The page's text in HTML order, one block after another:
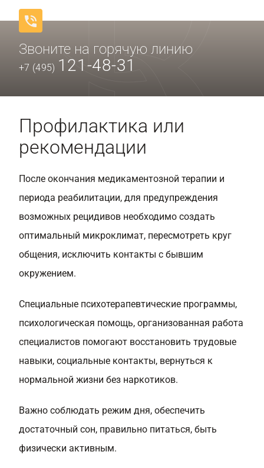
Звоните на горячую линию
+7 (495) 121-48-31
Профилактика или
рекомендации
После окончания медикаментозной терапии и
периода реабилитации, для предупреждения
возможных рецидивов необходимо создать
оптимальный микроклимат, пересмотреть круг
общения, исключить контакты с бывшим
окружением.
Специальные психотерапевтические программы,
психологическая помощь, организованная работа
специалистов помогают восстановить трудовые
навыки, социальные контакты, вернуться к
нормальной жизни без наркотиков.
Важно соблюдать режим дня, обеспечить
достаточный сон, правильно питаться, быть
физически активным.